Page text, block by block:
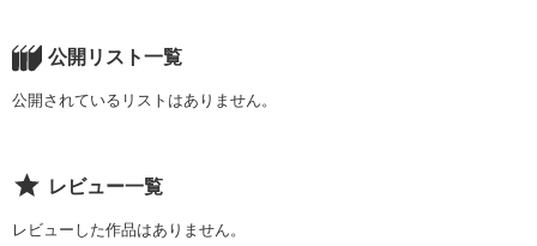
でも愛子とのあの頃が僕にとって最高の青春だったんだなあ
とばかり思ってため息ばかりついています。今の僕は死にかけ
ています。死神にとり憑かれていて明日にも死にそうなほど元
な？”とこの頃本気で考えています。再生のためには、生き続け
公開リスト一覧
公開されているリストはありません。
レビュー一覧
レビューした作品はありません。